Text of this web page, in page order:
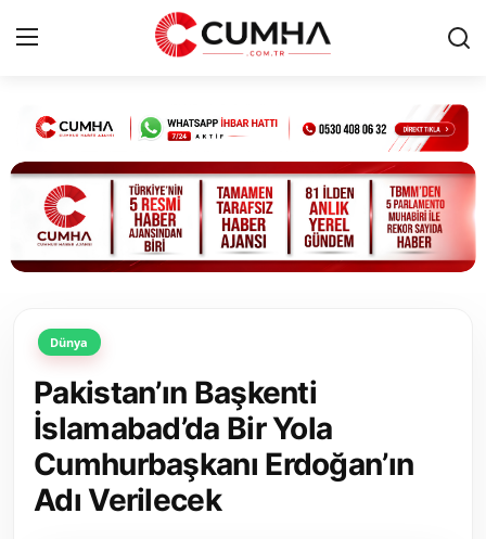
Kurumsal
Cumhurbaşkanlığı
Bakanlıklar
Siyasi Partiler
Yerel Yönetimler
Mülki İdare
Toplum ve Yaşam
Dünya
Pakistan’ın Başkenti
İslamabad’da Bir Yola
Cumhurbaşkanı Erdoğan’ın
Adı Verilecek